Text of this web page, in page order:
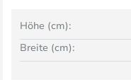
Breite (cm):
Höhe (cm):